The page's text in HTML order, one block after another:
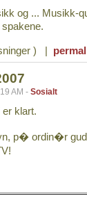
og ... Musikk-
) |
AM - Sosialt
klart.
p� ordin�r